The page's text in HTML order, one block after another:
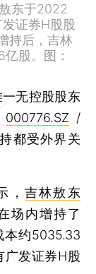
东于2022
证券H股股
持后，吉林
股。图：
无控股股东
000776.SZ /
都受外界关
， 吉林敖东
场内增持了
本约5035.33
广发证券H股